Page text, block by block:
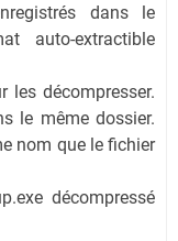
dans le
auto-extractible
les décompresser.
le même dossier.
nom que le fichier
décompressé